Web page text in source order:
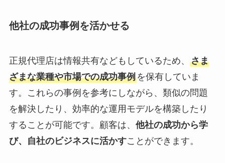
他社の成功事例を活かせる
正規代理店は情報共有などもしているため、 さま
ざまな業種や市場での成功事例を保有していま
す。これらの事例を参考にしながら、類似の問題
を解決したり、効率的な運用モデルを構築したり
することが可能です。顧客は、 他社の成功から学
び、自社のビジネスに活かすことができます。